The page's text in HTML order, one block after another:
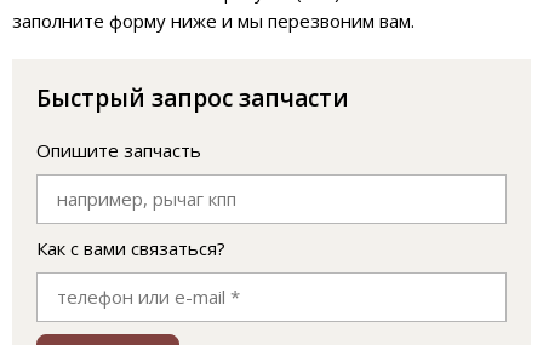
заполните форму ниже и мы перезвоним вам.
Быстрый запрос запчасти
Опишите запчасть
Как с вами связаться?